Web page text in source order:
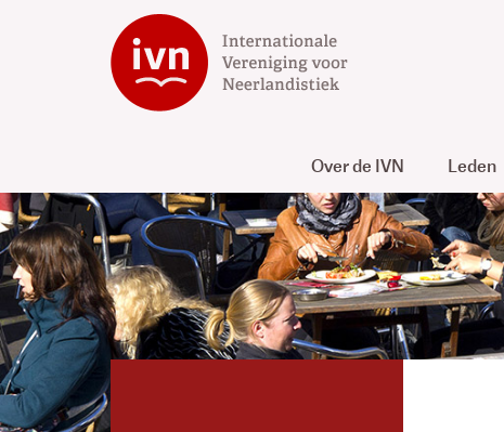
Over de IVN Leden